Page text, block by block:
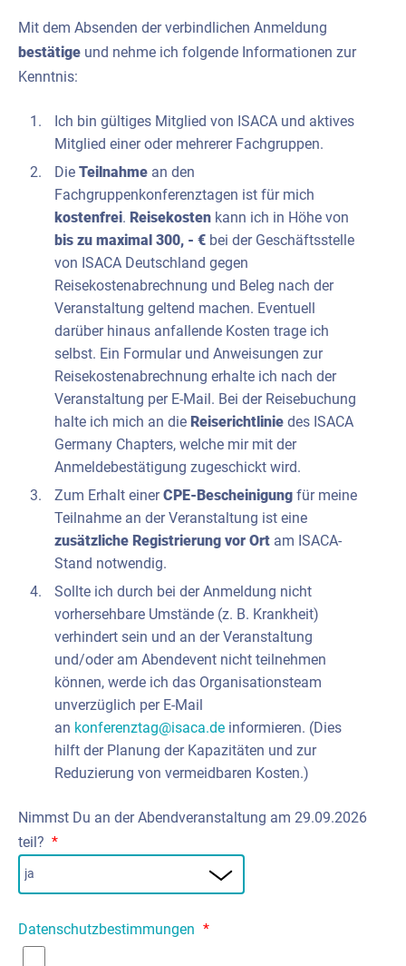
Mit dem Absenden der verbindlichen Anmeldung
bestätige und nehme ich folgende Informationen zur
Kenntnis:
Ich bin gültiges Mitglied von ISACA und aktives
Mitglied einer oder mehrerer Fachgruppen.
Die Teilnahme an den
Fachgruppenkonferenztagen ist für mich
kostenfrei. Reisekosten kann ich in Höhe von
bis zu maximal 300, - € bei der Geschäftsstelle
von ISACA Deutschland gegen
Reisekostenabrechnung und Beleg nach der
Veranstaltung geltend machen. Eventuell
darüber hinaus anfallende Kosten trage ich
selbst. Ein Formular und Anweisungen zur
Reisekostenabrechnung erhalte ich nach der
Veranstaltung per E-Mail. Bei der Reisebuchung
halte ich mich an die Reiserichtlinie des ISACA
Germany Chapters, welche mir mit der
Anmeldebestätigung zugeschickt wird.
Zum Erhalt einerCPE-Bescheinigung für meine
Teilnahme an der Veranstaltung ist eine
zusätzliche Registrierung vor Ort am ISACA-
Stand notwendig.
Sollte ich durch bei der Anmeldung nicht
vorhersehbare Umstände (z. B. Krankheit)
verhindert sein und an der Veranstaltung
und/oder am Abendevent nicht teilnehmen
können, werde ich das Organisationsteam
unverzüglich per E-Mail
an konferenztag@isaca.de informieren. (Dies
hilft der Planung der Kapazitäten und zur
Reduzierung von vermeidbaren Kosten.)
Nimmst Du an der Abendveranstaltung am 29.09.2026
teil? *
Datenschutzbestimmungen *